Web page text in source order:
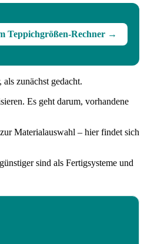
Teppichgrößen-Rechner →
zunächst gedacht.
Es geht darum, vorhandene
Materialauswahl – hier findet sich
sind als Fertigsysteme und